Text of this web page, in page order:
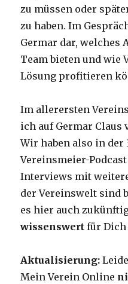
zu müssen oder
zu haben. Im
Germar dar, welches
Team bieten und wie
Lösung profitieren
Im allerersten
ich auf Germar Claus
Wir haben also in der
Vereinsmeier-
Interviews mit
der Vereinswelt sind
es hier auch
wissenswert für Dich
Aktualisierung:
Mein Verein Online